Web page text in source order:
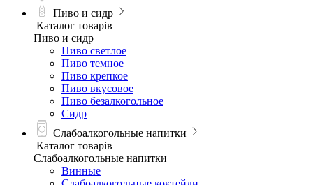
Пиво и сидр
Каталог товарів
Пиво и сидр
Пиво светлое
Пиво темное
Пиво крепкое
Пиво вкусовое
Пиво безалкогольное
Сидр
Слабоалкогольные напитки
Каталог товарів
Слабоалкогольные напитки
Винные